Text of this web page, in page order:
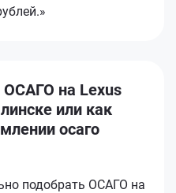
ОСАГО на Lexus
или как
осаго
подобрать ОСАГО на